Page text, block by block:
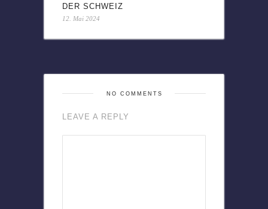
DER SCHWEIZ
12. Mai 2024
NO COMMENTS
LEAVE A REPLY